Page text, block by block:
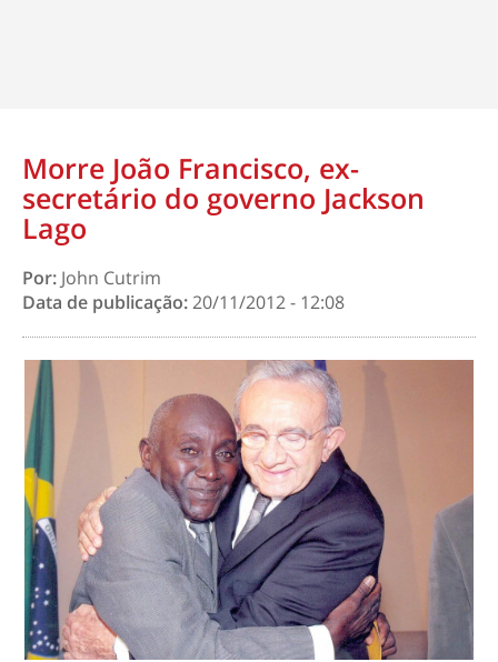
Morre João Francisco, ex-
secretário do governo Jackson
Lago
Por: John Cutrim
Data de publicação:20/11/2012 - 12:08